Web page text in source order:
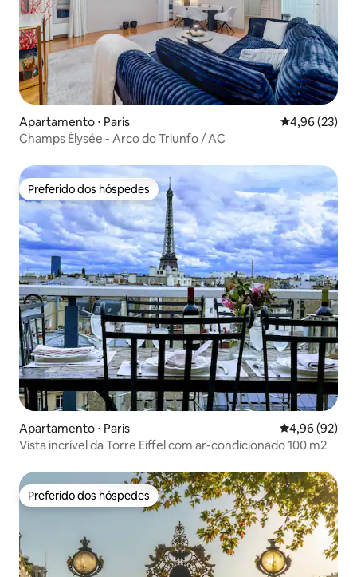
Apartamento ⋅ Paris 4,96 de uma
4,96 (23)
Champs Élysée - Arco do Triunfo / AC
Preferido dos hóspedes
Preferido dos hóspedes
Apartamento ⋅ Paris 4,96 de uma
4,96 (92)
Vista incrível da Torre Eiffel com ar-condicionado 100 m2
Preferido dos hóspedes
Preferido dos hóspedes